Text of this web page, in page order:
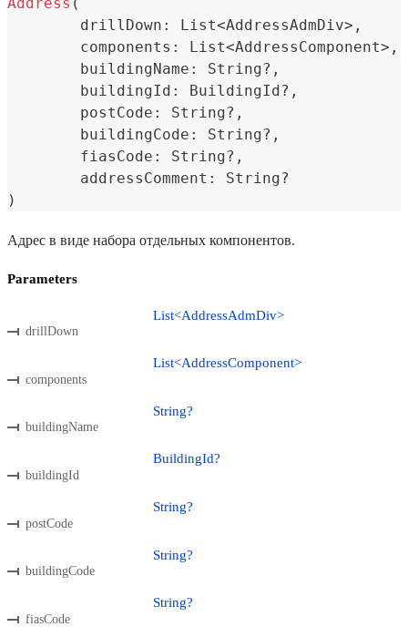
	drillDown
: List<AddressAdmDiv> ,
	components
: List<AddressComponent> ,
	buildingName
: String? ,
	buildingId
: BuildingId? ,
	postCode
: String? ,
	buildingCode
: String? ,
	fiasCode
: String? ,
	addressComment
: String?
)
Адрес в виде набора отдельных компонентов.
Parameters
drillDown
List<AddressAdmDiv>
components
List<AddressComponent>
buildingName
String?
buildingId
BuildingId?
postCode
String?
buildingCode
String?
fiasCode
String?